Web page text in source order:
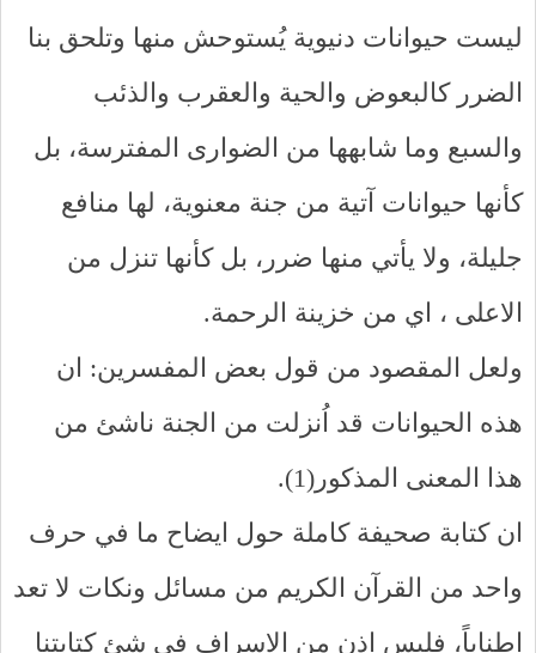
ليست حيوانات دنيوية يُستوحش منها وتلحق بنا
الضرر كالبعوض والحية والعقرب والذئب
والسبع وما شابهها من الضوارى المفترسة، بل
كأنها حيوانات آتية من جنة معنوية، لها منافع
جليلة، ولا يأتي منها ضرر، بل كأنها تنزل من
الاعلى ، اي من خزينة الرحمة.
ولعل المقصود من قول بعض المفسرين: ان
هذه الحيوانات قد اُنزلت من الجنة ناشئ من
هذا المعنى المذكور(1).
ان كتابة صحيفة كاملة حول ايضاح ما في حرف
واحد من القرآن الكريم من مسائل ونكات لا تعد
اطناباً، فليس اذن من الاسراف في شئ كتابتنا